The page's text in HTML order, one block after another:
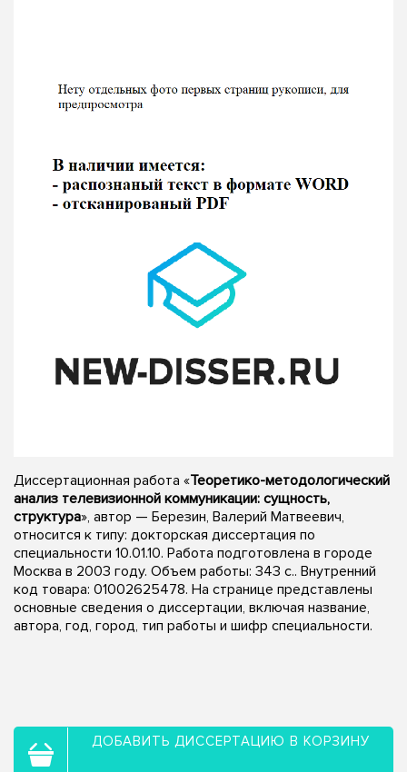
Диссертационная работа «Теоретико-методологический
анализ телевизионной коммуникации: сущность,
структура», автор — Березин, Валерий Матвеевич,
относится к типу: докторская диссертация по
специальности 10.01.10. Работа подготовлена в городе
Москва в 2003 году. Объем работы: 343 с.. Внутренний
код товара: 01002625478. На странице представлены
основные сведения о диссертации, включая название,
автора, год, город, тип работы и шифр специальности.
ДОБАВИТЬ ДИССЕРТАЦИЮ В КОРЗИНУ